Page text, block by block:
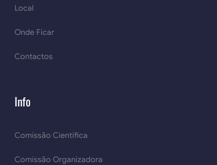
Local
Onde Ficar
Contactos
Info
Comissão Científica
Comissão Organizadora